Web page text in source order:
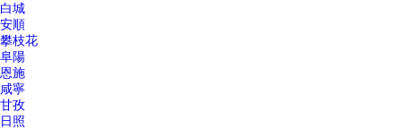
白城
安順
攀枝花
阜陽
恩施
咸寧
甘孜
日照